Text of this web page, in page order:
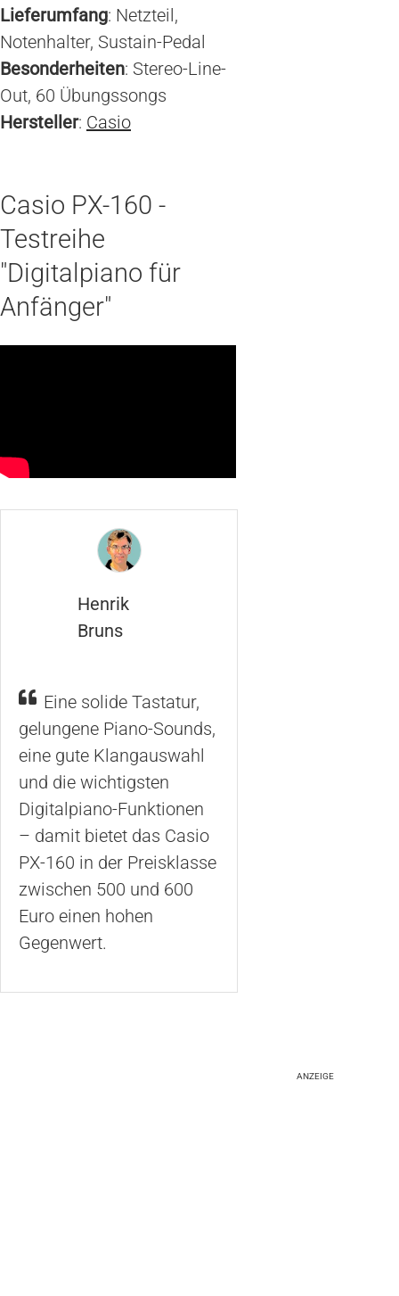
Lieferumfang: Netzteil,
Notenhalter, Sustain-Pedal
Besonderheiten: Stereo-Line-
Out, 60 Übungssongs
Hersteller: Casio
Casio PX-160 -
Testreihe
"Digitalpiano für
Anfänger"
Henrik
Bruns
Eine solide Tastatur,
gelungene Piano-Sounds,
eine gute Klangauswahl
und die wichtigsten
Digitalpiano-Funktionen
– damit bietet das Casio
PX-160 in der Preisklasse
zwischen 500 und 600
Euro einen hohen
Gegenwert.
ANZEIGE